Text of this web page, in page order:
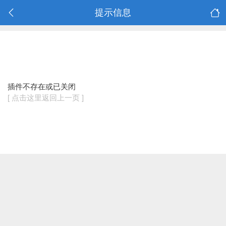
提示信息
插件不存在或已关闭
[ 点击这里返回上一页 ]